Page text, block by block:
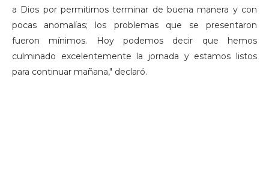
a Dios por permitirnos terminar de buena manera y con
pocas anomalías; los problemas que se presentaron
fueron mínimos. Hoy podemos decir que hemos
culminado excelentemente la jornada y estamos listos
para continuar mañana," declaró.